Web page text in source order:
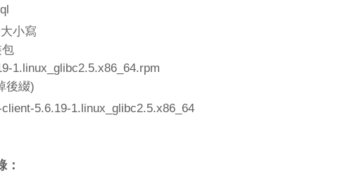
小寫
1.linux_glibc2.5.x86_64.rpm
後綴)
5.6.19-1.linux_glibc2.5.x86_64